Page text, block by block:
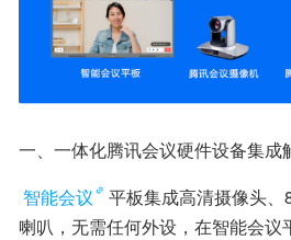
一、一体化腾讯会议硬件设备集成
智能会议
平板集成高清摄像头
喇叭，无需任何外设，在智能会议